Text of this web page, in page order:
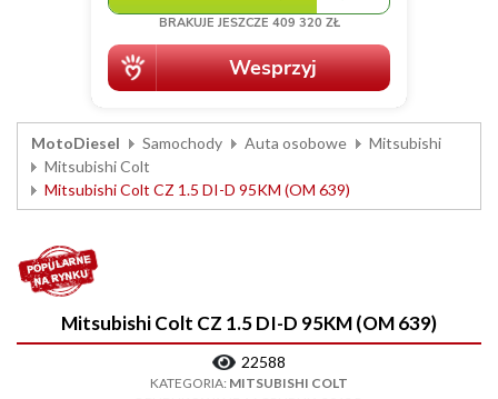
MotoDiesel Samochody Auta osobowe
Mitsubishi
Mitsubishi Colt
Mitsubishi Colt CZ 1.5 DI-D 95KM (OM 639)
Mitsubishi Colt CZ 1.5 DI-D 95KM (OM 639)
22588
KATEGORIA: MITSUBISHI COLT